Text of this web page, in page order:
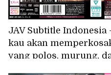
JAV Subtitle Indonesia
kau akan
yang polos, murung,